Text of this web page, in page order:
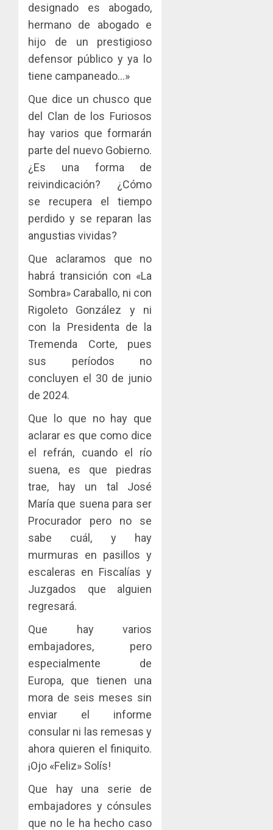
designado es abogado,
hermano de abogado e
hijo de un prestigioso
defensor público y ya lo
tiene campaneado…»
Que dice un chusco que
del Clan de los Furiosos
hay varios que formarán
parte del nuevo Gobierno.
¿Es una forma de
reivindicación? ¿Cómo
se recupera el tiempo
perdido y se reparan las
angustias vividas?
Que aclaramos que no
habrá transición con «La
Sombra» Caraballo, ni con
Rigoleto González y ni
con la Presidenta de la
Tremenda Corte, pues
sus períodos no
concluyen el 30 de junio
de 2024.
Que lo que no hay que
aclarar es que como dice
el refrán, cuando el río
suena, es que piedras
trae, hay un tal José
María que suena para ser
Procurador pero no se
sabe cuál, y hay
murmuras en pasillos y
escaleras en Fiscalías y
Juzgados que alguien
regresará.
Que hay varios
embajadores, pero
especialmente de
Europa, que tienen una
mora de seis meses sin
enviar el informe
consular ni las remesas y
ahora quieren el finiquito.
¡Ojo «Feliz» Solís!
Que hay una serie de
embajadores y cónsules
que no le ha hecho caso